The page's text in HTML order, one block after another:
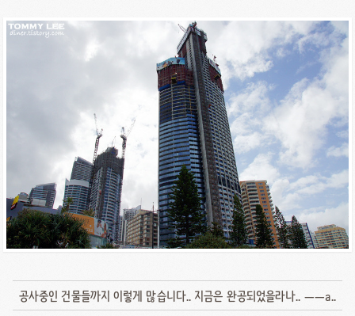
공사중인 건물들까지 이렇게 많습니다.. 지금은 완공되었을라나.. ㅡㅡa..